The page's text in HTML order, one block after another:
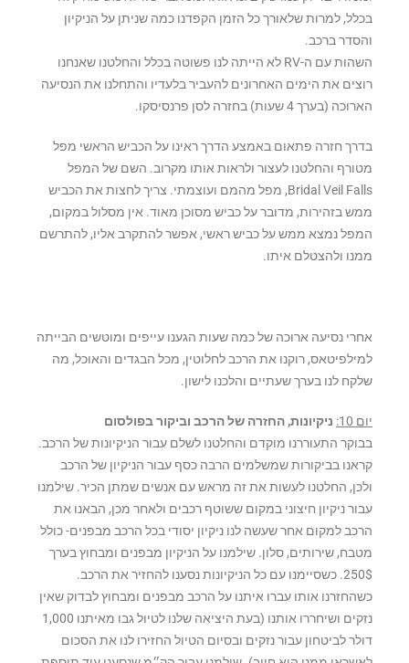
בכלל, למרות שלאורך כל הזמן הקפדנו כמה שניתן על הניקיון
והסדר ברכב.
השהות עם ה-RV לא הייתה לנו פשוטה בכלל והחלטנו שאנחנו
רוצים את הימים האחרונים להעביר בלעדיו והתחלנו את הנסיעה
הארוכה (בערך 4 שעות) בחזרה לסן פרנסיסקו.
בדרך חזרה פתאום באמצע הדרך ראינו על הכביש הראשי מפל
מטורף והחלטנו לעצור ולראות אותו מקרוב. השם של המפל
Bridal Veil Falls, מפל מהמם ועוצמתי. צריך לחצות את הכביש
ממש בזהירות, מדובר על כביש מסוכן מאוד. אין מסלול במקום,
המפל נמצא ממש על כביש ראשי, אפשר להתקרב אליו, להתרשם
ממנו ולהצטלם איתו.
אחרי נסיעה ארוכה של כמה שעות הגענו עייפים ומוטשים הבייתה
למילפיטאס, רוקנו את הרכב לחלוטין, מכל הבגדים והאוכל, מה
שלקח לנו בערך שעתיים והלכנו לישון.
יום 10:
ניקיונות, החזרה של הרכב וביקור בפולסום
בבוקר התעוררנו מוקדם והחלטנו לשלם עבור הניקיונות של הרכב.
קראנו בביקורות שמשלמים הרבה כסף עבור הניקיון של הרכב
ולכן, החלטנו לעשות את זה מראש עם אנשים שמתן הכיר. שילמנו
עבור ניקיון חיצוני במקום ששוטף רכבים ולאחר מכן, הבאנו את
הרכב למקום אחר שעשה לנו ניקיון יסודי בכל הרכב מבפנים- כולל
מטבח, שירותים, סלון. שילמנו על הניקיון מבפנים ומבחוץ בערך
250$. כשסיימנו עם כל הניקיונות נסענו להחזיר את הרכב.
כשהחזרנו אותו עברו איתנו על הרכב מבפנים ומבחוץ לבדוק שאין
נזקים ושיחררו אותנו (בעת היציאה שלנו לטיול גבו מאיתנו 1,000
דולר לביטחון עבור נזקים ובסיום הטיול החזירו לנו את הסכום